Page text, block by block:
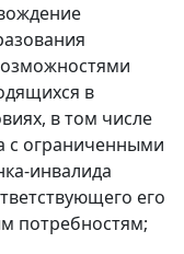
в
в том числе
с ограниченными
инвалида
его
потребностям;